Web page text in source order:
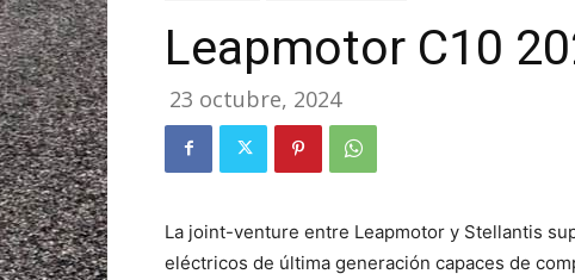
Leapmotor C10
23 octubre, 2024
La joint-venture entre Leapmotor y Stellantis
eléctricos de última generación capaces de